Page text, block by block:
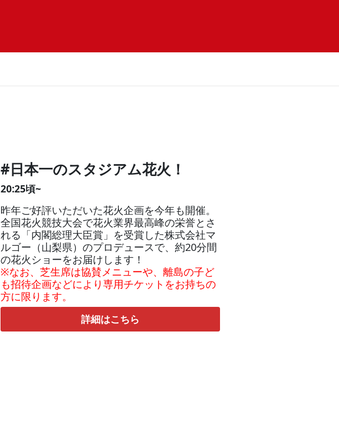
#日本一のスタジアム花火！
20:25頃~
昨年ご好評いただいた花火企画を今年も開催。
全国花火競技大会で花火業界最高峰の栄誉とさ
れる「内閣総理大臣賞」を受賞した株式会社マ
ルゴー（山梨県）のプロデュースで、約20分間
の花火ショーをお届けします！
※なお、芝生席は協賛メニューや、離島の子ど
も招待企画などにより専用チケットをお持ちの
方に限ります。
詳細はこちら